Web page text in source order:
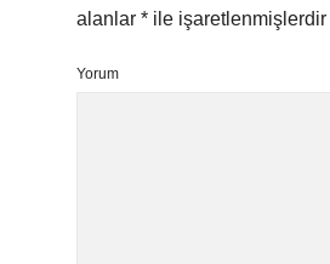
alanlar * ile işaretlenmişlerdir
Yorum